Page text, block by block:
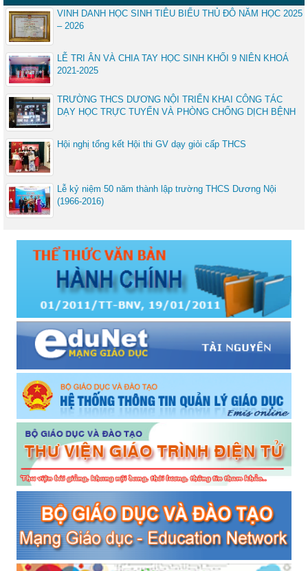
VINH DANH HỌC SINH TIÊU BIỂU THỦ ĐÔ NĂM HỌC 2025
– 2026
LỄ TRI ÂN VÀ CHIA TAY HỌC SINH KHỐI 9 NIÊN KHOÁ
2021-2025
TRƯỜNG THCS DƯƠNG NỘI TRIỂN KHAI CÔNG TÁC
DẠY HỌC TRỰC TUYẾN VÀ PHÒNG CHỐNG DỊCH BỆNH
Hội nghị tổng kết Hội thi GV dạy giỏi cấp THCS
Lễ kỷ niệm 50 năm thành lập trường THCS Dương Nội
(1966-2016)